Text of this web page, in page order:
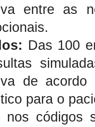
entre as
Das 100
de
para o
nos códigos